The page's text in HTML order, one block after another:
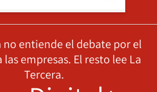
no entiende el debate por el
empresas. El resto lee La
Tercera.